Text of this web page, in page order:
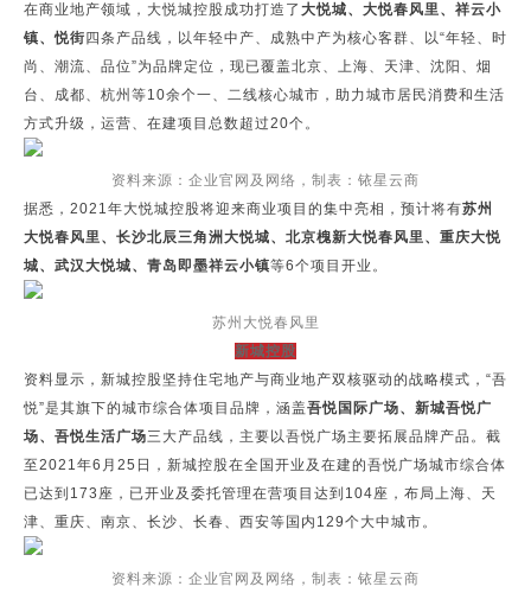
在商业地产领域，大悦城控股成功打造了 大悦城、大悦春风里、祥云小
镇、悦街 四条产品线，以年轻中产、成熟中产为核心客群、以“年轻、时
尚、潮流、品位”为品牌定位，现已覆盖北京、上海、天津、沈阳、烟
台、成都、杭州等10余个一、二线核心城市，助力城市居民消费和生活
方式升级，运营、在建项目总数超过20个。
资料来源：企业官网及网络，制表：铱星云商
据悉，2021年大悦城控股将迎来商业项目的集中亮相，预计将有苏州
大悦春风里、长沙北辰三角洲大悦城、北京槐新大悦春风里、重庆大悦
城、武汉大悦城、青岛即墨祥云小镇等6个项目开业。
苏州大悦春风里
新城控股
资料显示，新城控股坚持住宅地产与商业地产双核驱动的战略模式，“吾
悦”是其旗下的城市综合体项目品牌，涵盖吾悦国际广场、新城吾悦广
场、吾悦生活广场三大产品线，主要以吾悦广场主要拓展品牌产品。截
至2021年6月25日，新城控股在全国开业及在建的吾悦广场城市综合体
已达到173座，已开业及委托管理在营项目达到104座，布局上海、天
津、重庆、南京、长沙、长春、西安等国内129个大中城市。
资料来源：企业官网及网络，制表：铱星云商